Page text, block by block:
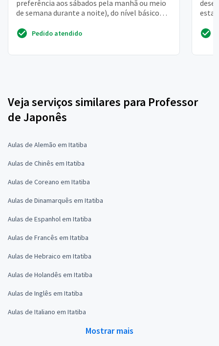
preferência aos sábados pela manhã ou meio
de semana durante a noite), do nível básico
Pedido atendido
estar
Veja serviços similares para Professor
de Japonês
Aulas de Alemão em Itatiba
Aulas de Chinês em Itatiba
Aulas de Coreano em Itatiba
Aulas de Dinamarquês em Itatiba
Aulas de Espanhol em Itatiba
Aulas de Francês em Itatiba
Aulas de Hebraico em Itatiba
Aulas de Holandês em Itatiba
Aulas de Inglês em Itatiba
Aulas de Italiano em Itatiba
Mostrar mais